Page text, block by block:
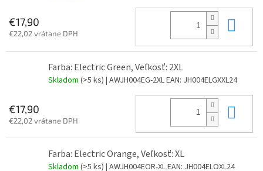
€17,90
€22,02 vrátane DPH
Farba: Electric Green, Veľkosť: 2XL
Skladom (>5 ks) | AWJH004EG-2XLEAN: JH004ELGXXL24
€17,90
€22,02 vrátane DPH
Farba: Electric Orange, Veľkosť: XL
Skladom (>5 ks) | AWJH004EOR-XLEAN: JH004ELOXL24